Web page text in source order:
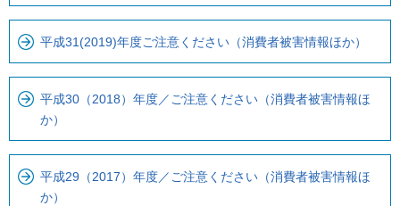
平成31(2019)年度ご注意ください（消費者被害情報ほか）
平成30（2018）年度／ご注意ください（消費者被害情報ほ
か）
平成29（2017）年度／ご注意ください（消費者被害情報ほ
か）